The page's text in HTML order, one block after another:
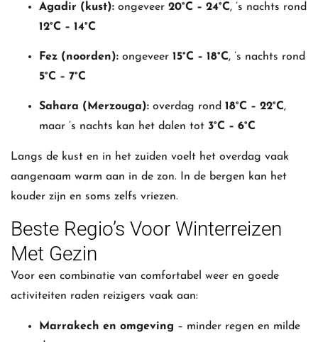
Agadir (kust): ongeveer 20°C – 24°C, ’s nachts rond
12°C – 14°C
Fez (noorden): ongeveer 15°C – 18°C, ’s nachts rond
5°C – 7°C
Sahara (Merzouga): overdag rond 18°C – 22°C,
maar ’s nachts kan het dalen tot 3°C – 6°C
Langs de kust en in het zuiden voelt het overdag vaak
aangenaam warm aan in de zon. In de bergen kan het
kouder zijn en soms zelfs vriezen.
Beste Regio’s Voor Winterreizen
Met Gezin
Voor een combinatie van comfortabel weer en goede
activiteiten raden reizigers vaak aan:
Marrakech en omgeving – minder regen en milde